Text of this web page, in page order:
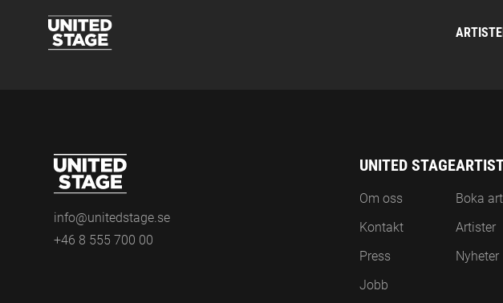
info@unitedstage.se
+46 8 555 700 00
UNITED STAGE
Om oss
Kontakt
Press
Jobb
Boka
Artister
Nyheter